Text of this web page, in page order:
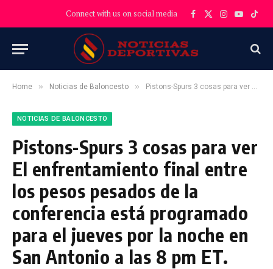
Connect with us on social media Facebook
X
Instagram
YouTube
Home » Noticias de Baloncesto » Pistons-Spurs 3 cosas para ver El enfrentamiento final entre los pesos pesados ​​de la conferencia está programado para el jueves por la noche en San Antonio a las 8 pm ET.
NOTICIAS DE BALONCESTO
Pistons-Spurs 3 cosas para ver
El enfrentamiento final entre
los pesos pesados ​​de la
conferencia está programado
para el jueves por la noche en
San Antonio a las 8 pm ET.